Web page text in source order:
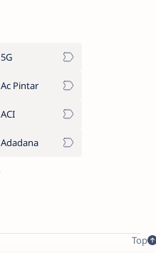
5G
Ac Pintar
ACI
Adadana